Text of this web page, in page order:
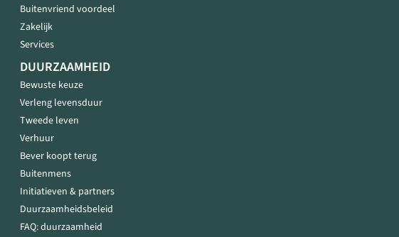
Buitenvriend voordeel
Zakelijk
Services
DUURZAAMHEID
Bewuste keuze
Verleng levensduur
Tweede leven
Verhuur
Bever koopt terug
Buitenmens
Initiatieven & partners
Duurzaamheidsbeleid
FAQ: duurzaamheid